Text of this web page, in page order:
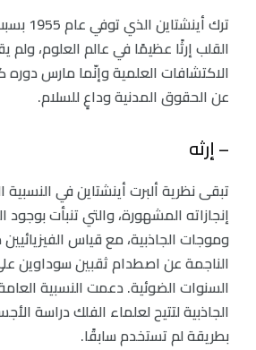
ترك
القلب إرثًا عظيمًا في عالم العلوم،
الاكتشافات العلمية وإنّما مارس
عن الحقوق المدنية وداعٍ للسلام.
– إرثه
تبقى نظرية ألبرت أينشتاين في
إنجازاته المشهورة، والتي تنبأت
وموجات الجاذبية، مع قياس الفيزيائيين
الناجمة عن اصطدام ثقبين سوداوين
السنوات الضوئية. دعمت النسبية
الجاذبية لتتيح لعلماء الفلك دراسة
بطريقة لم تستخدم سابقًا.